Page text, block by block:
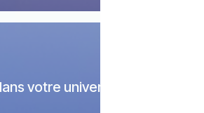
votre univers